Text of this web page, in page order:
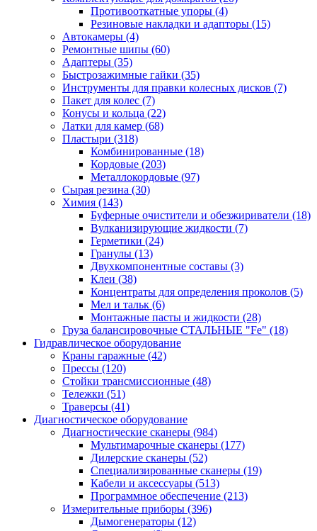
Противооткатные упоры (4)
Резиновые накладки и адапторы (15)
Автокамеры (4)
Ремонтные шипы (60)
Адаптеры (35)
Быстрозажимные гайки (35)
Инструменты для правки колесных дисков (7)
Пакет для колес (7)
Конусы и кольца (22)
Латки для камер (68)
Пластыри (318)
Комбинированные (18)
Кордовые (203)
Металлокордовые (97)
Сырая резина (30)
Химия (143)
Буферные очистители и обезжириватели (18)
Вулканизирующие жидкости (7)
Герметики (24)
Гранулы (13)
Двухкомпонентные составы (3)
Клеи (38)
Концентраты для определения проколов (5)
Мел и тальк (6)
Монтажные пасты и жидкости (28)
Груза балансировочные СТАЛЬНЫЕ "Fe" (18)
Гидравлическое оборудование
Краны гаражные (42)
Прессы (120)
Стойки трансмиссионные (48)
Тележки (51)
Траверсы (41)
Диагностическое оборудование
Диагностические сканеры (984)
Мультимарочные сканеры (177)
Дилерские сканеры (52)
Специализированные сканеры (19)
Кабели и аксессуары (513)
Программное обеспечение (213)
Измерительные приборы (396)
Дымогенераторы (12)